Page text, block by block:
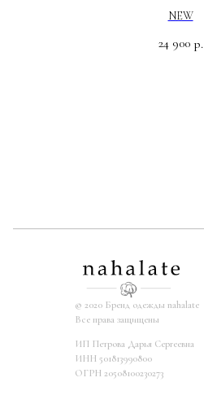
NEW
24 900 р.
© 2020 Бренд одежды nahalate
Все права защищены
ИП Петрова Дарья Сергеевна
ИНН 501813990800
ОГРН 20508100230273